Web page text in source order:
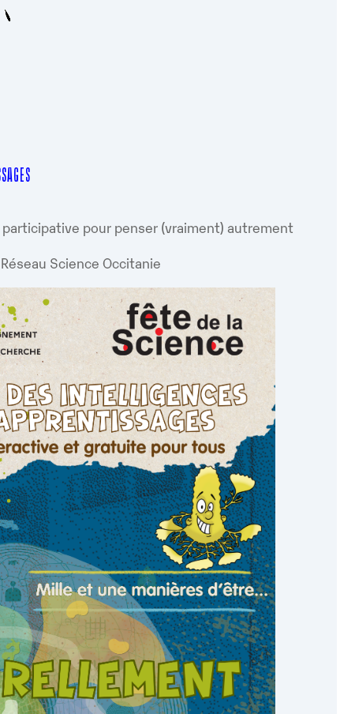
Google
pour penser (vraiment) autrement
Science Occitanie